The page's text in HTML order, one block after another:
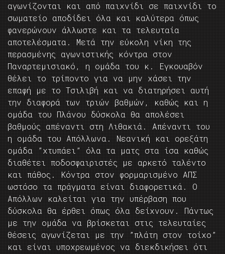
αγωνίζονται και από παιχνίδι σε παιχνίδι το
σωματείο αποδίδει όλα και καλύτερα όπως
φανερώνουν άλλωστε και τα τελευταία
αποτελέσματα. Μετά την εύκολη νίκη της
περασμένης αγωνιστικής κόντρα στον
Παναρτεμισιακό, η ομάδα του κ. Εγκουαβόν
θέλει το τρίποντο για να μην χάσει την
επαφή με το Τσιλιβή και να διατηρήσει αυτή
την διαφορά των τριών βαθμών, καθώς και η
ομάδα του Πλάνου δύσκολα θα απολέσει
βαθμούς απέναντι στη Λιθακιά. Απέναντι του
η ομάδα του Απόλλωνα. Νεανική και ορεξάτη
ομάδα ”χτυπάει” όλα τα ματς στα ίσα καθώς
διαθέτει ποδοσφαιριστές με αρκετό ταλέντο
και πάθος. Κόντρα στον φορμαρισμένο ΑΠΣ
ωστόσο τα πράγματα είναι διαφορετικά. Ο
Απόλλων καλείται για την υπέρβαση που
δύσκολα θα έρθει όπως όλα δείχνουν. Πάντως
με την ομάδα να βρίσκεται στις τελευταίες
θέσεις αγωνίζεται με την ”πλάτη στον τοίχο”
και είναι υποχρεωμένος να διεκδικήσει ότι